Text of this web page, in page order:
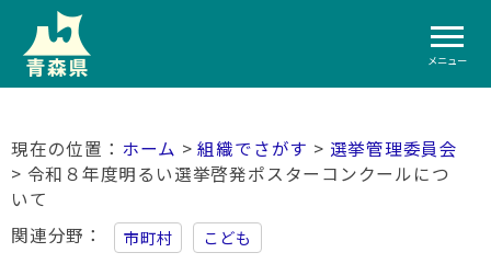
メニュー
ホーム >組織でさがす > 選挙管理委員会
> 令和８年度明るい選挙啓発ポスターコンクールにつ
いて
関連分野
市町村 こども